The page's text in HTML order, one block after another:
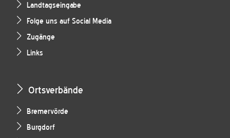
Landtagseingabe
Folge uns auf Social Media
Zugänge
Links
Ortsverbände
Bremervörde
Burgdorf